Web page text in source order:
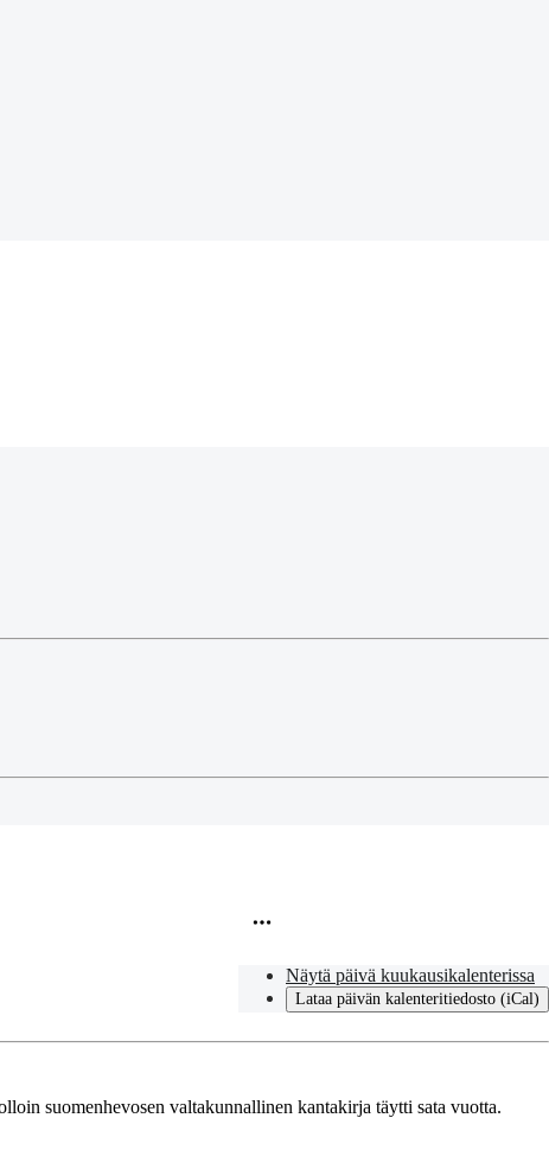
Näytä päivä kuukausikalenterissa
Lataa päivän kalenteritiedosto (iCal)
suomenhevosen valtakunnallinen kantakirja täytti sata vuotta.